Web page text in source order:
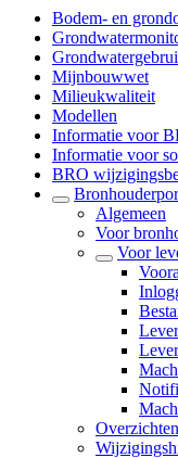
Bodem- en
Mijnbouwwet
Milieukwaliteit
Modellen
Informatie voor
Informatie voor
BRO
Algemeen
Voor
Voor
Overzichten